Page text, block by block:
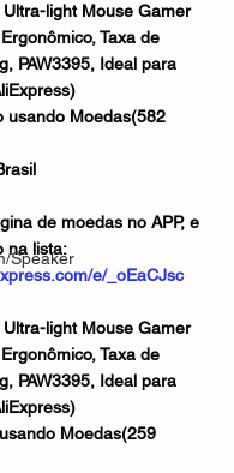
Speaker
light Mouse Gamer
Taxa de
PAW3395, Ideal para
usando Moedas(582
de moedas no APP, e
na lista:
e/_oEaCJsc
light Mouse Gamer
Taxa de
PAW3395, Ideal para
Moedas(259